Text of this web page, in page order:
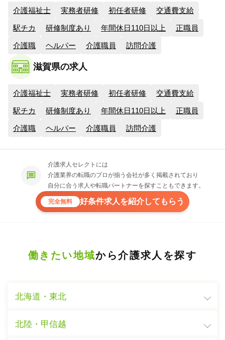
介護福祉士 実務者研修 初任者研修 交通費支給
駅チカ 研修制度あり 年間休日110日以上 正職員
介護職 ヘルパー 介護職員 訪問介護
滋賀県の求人
介護福祉士 実務者研修 初任者研修 交通費支給
駅チカ 研修制度あり 年間休日110日以上 正職員
介護職 ヘルパー 介護職員 訪問介護
介護求人セレクトには
介護業界の転職のプロが揃う会社が多く掲載されており
自分に合う求人や転職パートナーを探すこともできます。
完全無料 好条件求人を紹介してもらう
働きたい地域から介護求人を探す
北海道・東北
北陸・甲信越